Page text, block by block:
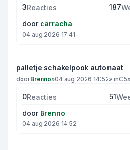
3Reacties 187
door carracha
04 aug 2026 17:41
palletje schakelpook automaat
doorBrenno»04 aug 2026 14:52» inC5»
0Reacties 51
door Brenno
04 aug 2026 14:52